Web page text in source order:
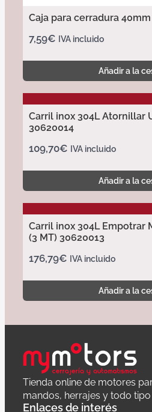
Caja para cerradura
7,59€ IVA incluido
Añadir a la
Carril inox 304L Atornillar
30620014
109,70€ IVA incluido
Añadir a la
Carril inox 304L Empotrar
(3 MT) 30620013
176,79€ IVA incluido
Añadir a la
Tienda online de motores
mandos, herrajes y todo
Enlaces de interés